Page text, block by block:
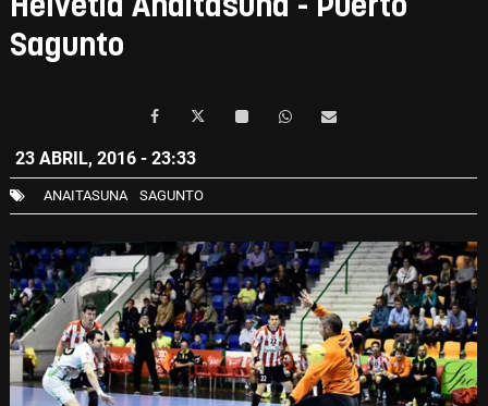
Helvetia Anaitasuna - Puerto
Sagunto
23 ABRIL, 2016 - 23:33
ANAITASUNA SAGUNTO